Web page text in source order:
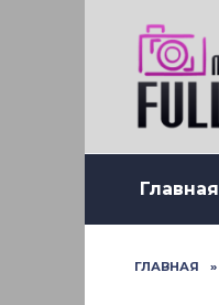
Главная
ГЛАВНАЯ »